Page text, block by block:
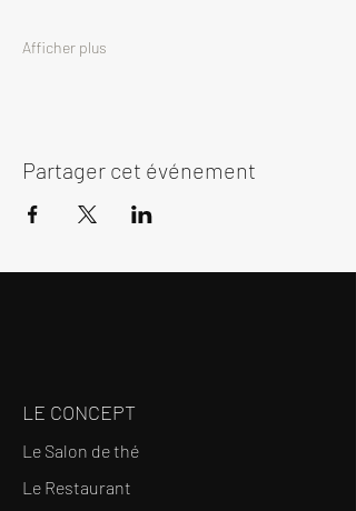
Afficher plus
Partager cet événement
LE CONCEPT
Le Salon de thé
Le Restaurant